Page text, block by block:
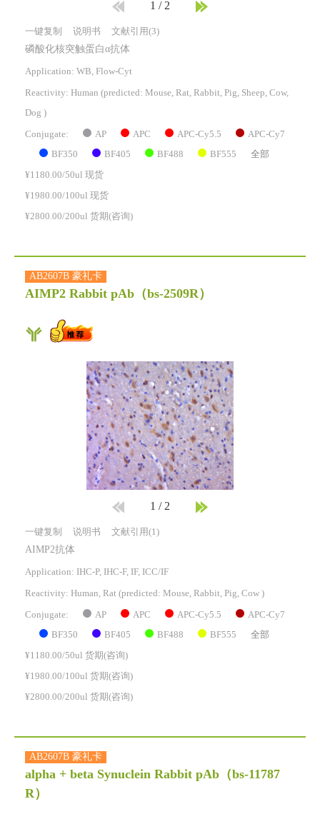
1 /2
一键复制 说明书 文献引用(3)
磷酸化核突触蛋白α抗体
Application: WB, Flow-Cyt
Reactivity: Human (predicted: Mouse, Rat, Rabbit, Pig, Sheep, Cow,
Dog )
Conjugate: AP APC APC-Cy5.5 APC-Cy7
BF350 BF405 BF488 BF555 全部
¥1180.00/50ul 现货
¥1980.00/100ul 现货
¥2800.00/200ul 货期(咨询)
AB2607B 豪礼卡
AIMP2 Rabbit pAb （bs-2509R）
1 /2
一键复制 说明书 文献引用(1)
AIMP2抗体
Application: IHC-P, IHC-F, IF, ICC/IF
Reactivity: Human, Rat (predicted: Mouse, Rabbit, Pig, Cow )
Conjugate: AP APC APC-Cy5.5 APC-Cy7
BF350 BF405 BF488 BF555 全部
¥1180.00/50ul 货期(咨询)
¥1980.00/100ul 货期(咨询)
¥2800.00/200ul 货期(咨询)
AB2607B 豪礼卡
alpha + beta Synuclein Rabbit pAb （bs-11787
R）